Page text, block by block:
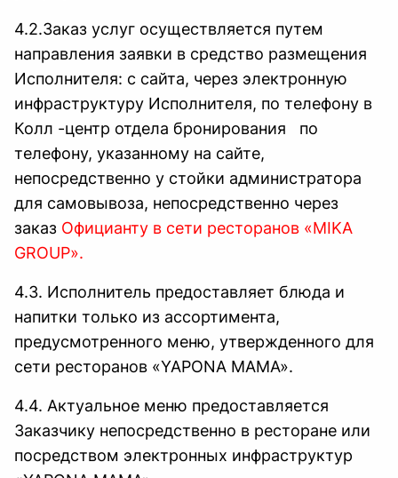
4.2.Заказ услуг осуществляется путем
направления заявки в средство размещения
Исполнителя: с сайта, через электронную
инфраструктуру Исполнителя, по телефону в
Колл -центр отдела бронирования по
телефону, указанному на сайте,
непосредственно у стойки администратора
для самовывоза, непосредственно через
заказ Официанту в сети ресторанов «MIKA
GROUP».
4.3. Исполнитель предоставляет блюда и
напитки только из ассортимента,
предусмотренного меню, утвержденного для
сети ресторанов «YAPONA MAMA».
4.4. Актуальное меню предоставляется
Заказчику непосредственно в ресторане или
посредством электронных инфраструктур